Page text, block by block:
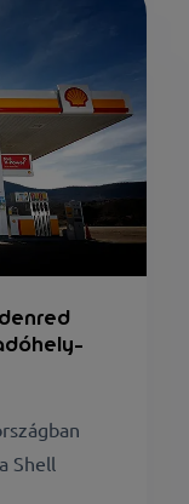
Shell